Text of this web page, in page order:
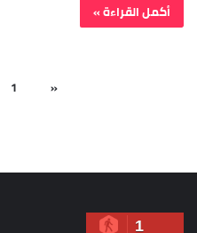
أكمل القراءة »
«
1
1